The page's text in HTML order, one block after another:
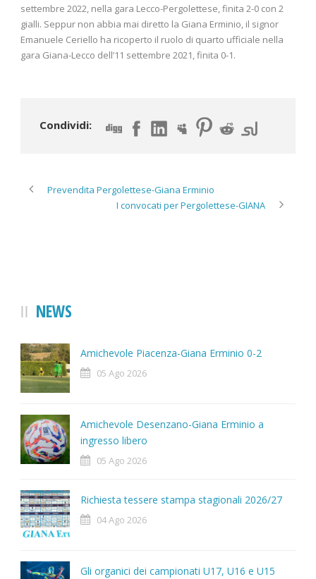
settembre 2022, nella gara Lecco-Pergolettese, finita 2-0 con 2
gialli. Seppur non abbia mai diretto la Giana Erminio, il signor
Emanuele Ceriello ha ricoperto il ruolo di quarto ufficiale nella
gara Giana-Lecco dell’11 settembre 2021, finita 0-1.
Condividi:
Prevendita Pergolettese-Giana Erminio
I convocati per Pergolettese-GIANA
NEWS
Amichevole Piacenza-Giana Erminio 0-2
05 Ago 2026
Amichevole Desenzano-Giana Erminio a
ingresso libero
05 Ago 2026
Richiesta tessere stampa stagionali 2026/27
04 Ago 2026
Gli organici dei campionati U17, U16 e U15